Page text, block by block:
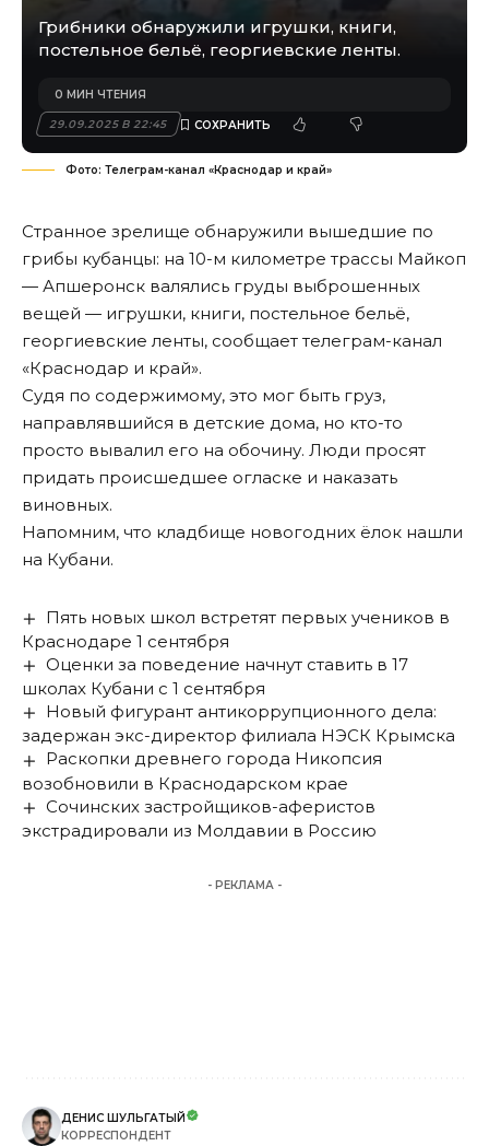
Грибники обнаружили игрушки, книги,
постельное бельё, георгиевские ленты.
29.09.2025 В 22:45
0 МИН ЧТЕНИЯ
Фото: Телеграм-канал «Краснодар и край»
Странное зрелище обнаружили вышедшие по
грибы кубанцы: на 10-м километре трассы Майкоп
— Апшеронск валялись груды выброшенных
вещей — игрушки, книги, постельное бельё,
георгиевские ленты, сообщает телеграм-канал
«Краснодар и край».
Судя по содержимому, это мог быть груз,
направлявшийся в детские дома, но кто-то
просто вывалил его на обочину. Люди просят
придать происшедшее огласке и наказать
виновных.
Напомним, что кладбище новогодних ёлок нашли
на Кубани.
Пять новых школ встретят первых учеников в
Краснодаре 1 сентября
Оценки за поведение начнут ставить в 17
школах Кубани с 1 сентября
Новый фигурант антикоррупционного дела:
задержан экс-директор филиала НЭСК Крымска
Раскопки древнего города Никопсия
возобновили в Краснодарском крае
Сочинских застройщиков-аферистов
экстрадировали из Молдавии в Россию
- РЕКЛАМА -
ДЕНИС ШУЛЬГАТЫЙ
КОРРЕСПОНДЕНТ